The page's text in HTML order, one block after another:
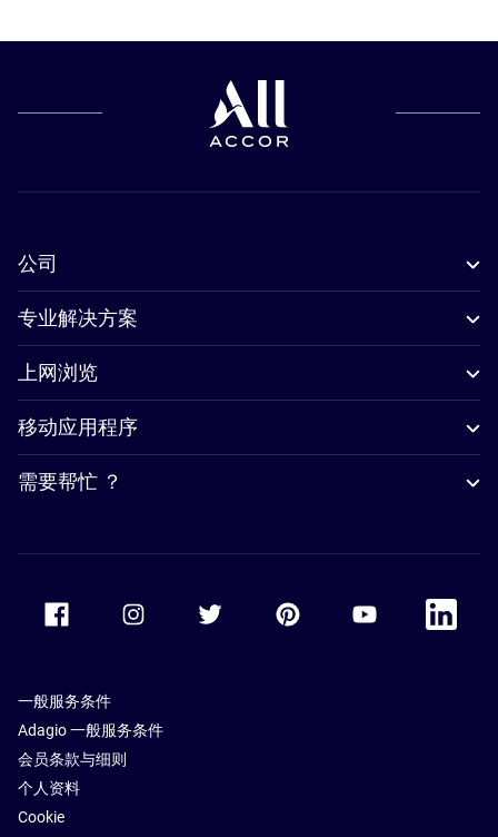
公司
专业解决方案
上网浏览
移动应用程序
需要帮忙 ？
Accor Facebook Accor TwitterAccor PinterestAccor Youtube
Accor
一般服务条件
Adagio 一般服务条件
会员条款与细则
个人资料
Cookie